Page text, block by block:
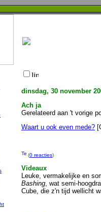
dinsdag, 30 november
Ach ja
Gerelateerd aan 't vorige
Waart u ook even mede?
(0 reacties)
Videaux
Leuke, vermakelijke en
Bashing, wat semi-
Cube, die z'n tijd wellicht